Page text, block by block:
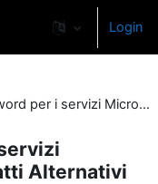
Login
Recupero Password per i servizi Microsoft e Verifica Contatti Alternativi
Alternativi